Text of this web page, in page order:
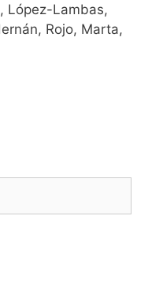
López-Lambas,
Rojo, Marta,